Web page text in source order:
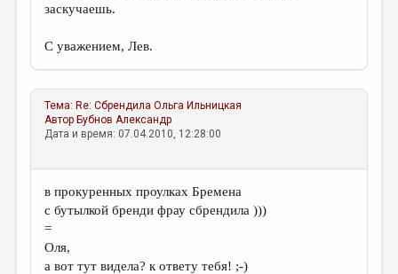
заскучаешь.
С уважением, Лев.
Тема: Re: Сбрендила Ольга Ильницкая
Автор Бубнов Александр
Дата и время: 07.04.2010, 12:28:00
в прокуренных проулках Бремена
с бутылкой бренди фрау сбрендила )))
=
Оля,
а вот тут видела? к ответу тебя! ;-)